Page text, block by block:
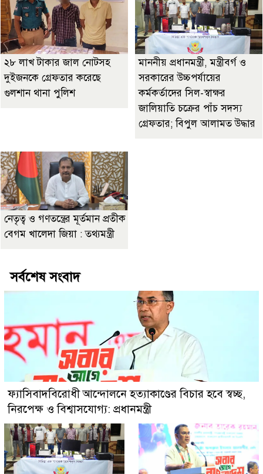
২৮ লাখ টাকার জাল নোটসহ
দুইজনকে গ্রেফতার করেছে
গুলশান থানা পুলিশ
মাননীয় প্রধানমন্ত্রী, মন্ত্রীবর্গ ও
সরকারের উচ্চপর্যায়ের
কর্মকর্তাদের সিল-স্বাক্ষর
জালিয়াতি চক্রের পাঁচ সদস্য
গ্রেফতার; বিপুল আলামত উদ্ধার
নেতৃত্ব ও গণতন্ত্রের মূর্তমান প্রতীক
বেগম খালেদা জিয়া : তথ্যমন্ত্রী
সর্বশেষ সংবাদ
ফ্যাসিবাদবিরোধী আন্দোলনে হত্যাকাণ্ডের বিচার হবে স্বচ্ছ,
নিরপেক্ষ ও বিশ্বাসযোগ্য: প্রধানমন্ত্রী